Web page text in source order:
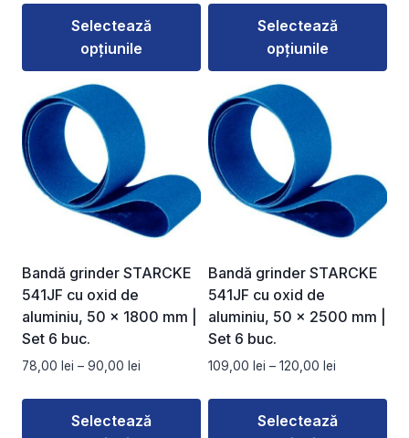
prețuri:
184,00 lei
Selectează
opțiunile
produs
are
mai
multe
variații.
Opțiunile
fi
alese
în
pagina
prețuri:
180,00 lei
Selectează
opțiunile
produs
are
mai
multe
variații.
Opțiunile
fi
alese
în
pagina
Bandă grinder STARCKE
541JF cu oxid de
aluminiu, 50 × 1800 mm |
Set 6 buc.
78,00 lei – 90,00 lei
prețuri:
78,00 lei
Selectează
Bandă grinder STARCKE
541JF cu oxid de
aluminiu, 50 × 2500 mm |
Set 6 buc.
109,00 lei – 120,00 lei
prețuri:
109,00 lei
Selectează